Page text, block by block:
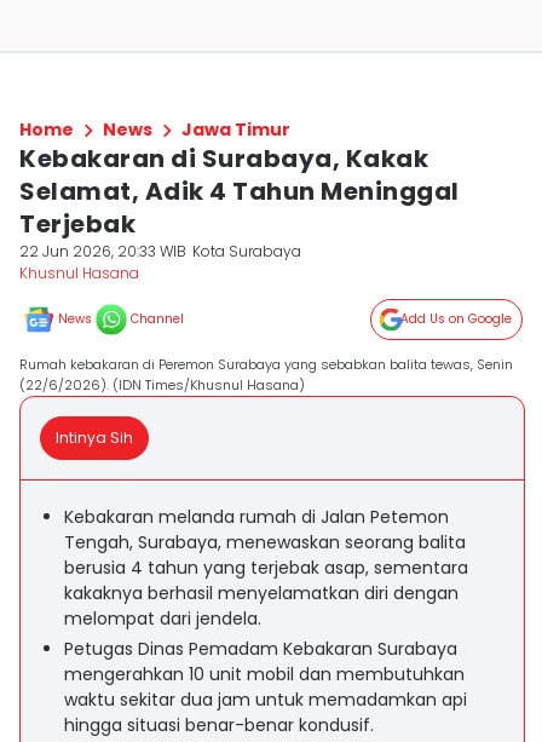
Home News Jawa Timur
Kebakaran di Surabaya, Kakak
Selamat, Adik 4 Tahun Meninggal
Terjebak
22 Jun 2026, 20:33 WIB Kota Surabaya
Khusnul Hasana
News Channel Add Us on Google
Rumah kebakaran di Peremon Surabaya yang sebabkan balita tewas, Senin
(22/6/2026). (IDN Times/Khusnul Hasana)
Intinya Sih
Kebakaran melanda rumah di Jalan Petemon
Tengah, Surabaya, menewaskan seorang balita
berusia 4 tahun yang terjebak asap, sementara
kakaknya berhasil menyelamatkan diri dengan
melompat dari jendela.
Petugas Dinas Pemadam Kebakaran Surabaya
mengerahkan 10 unit mobil dan membutuhkan
waktu sekitar dua jam untuk memadamkan api
hingga situasi benar-benar kondusif.